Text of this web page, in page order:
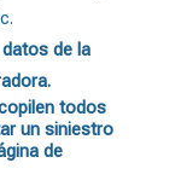
datos de la
todos
un siniestro
de